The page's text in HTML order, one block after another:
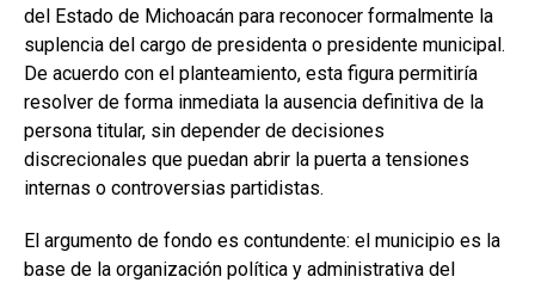
del Estado de Michoacán para reconocer formalmente la
suplencia del cargo de presidenta o presidente municipal.
De acuerdo con el planteamiento, esta figura permitiría
resolver de forma inmediata la ausencia definitiva de la
persona titular, sin depender de decisiones
discrecionales que puedan abrir la puerta a tensiones
internas o controversias partidistas.
El argumento de fondo es contundente: el municipio es la
base de la organización política y administrativa del